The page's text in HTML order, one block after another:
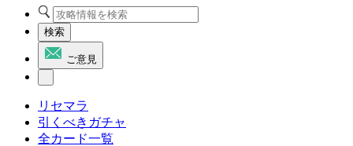
検索
ご意見
リセマラ
引くべきガチャ
全カード一覧